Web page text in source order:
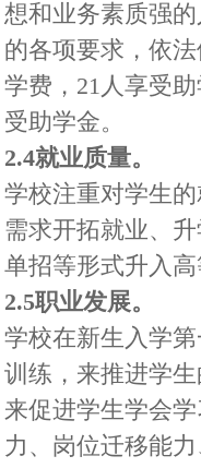
想和业务素质强
的各项要求，依
学费，21人享受
受助学金。
2.4就业质量。
学校注重对学生
需求开拓就业、
单招等形式升入
2.5职业发展。
学校在新生入学
训练，来推进学
来促进学生学会
力、岗位迁移能